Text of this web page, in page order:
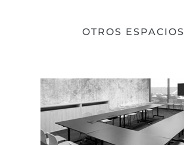
OTROS ESPACIOS